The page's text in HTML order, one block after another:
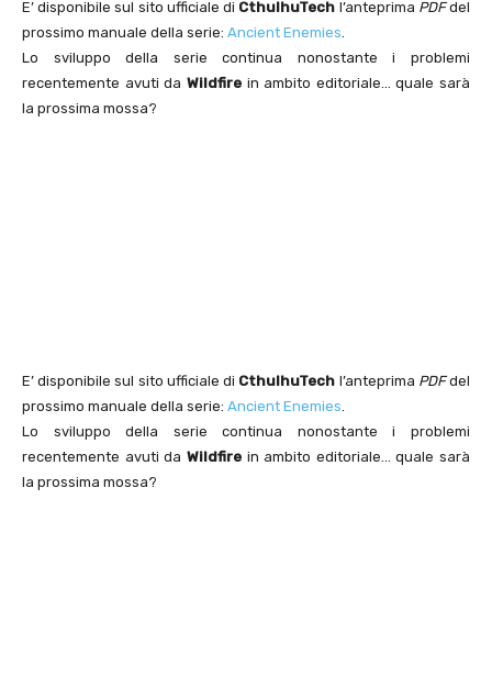
E’ disponibile sul sito ufficiale di CthulhuTech l’anteprima PDFdel
prossimo manuale della serie: Ancient Enemies.
Lo sviluppo della serie continua nonostante i problemi
recentemente avuti da Wildfire in ambito editoriale… quale sarà
la prossima mossa?
E’ disponibile sul sito ufficiale di CthulhuTech l’anteprima PDFdel
prossimo manuale della serie: Ancient Enemies.
Lo sviluppo della serie continua nonostante i problemi
recentemente avuti da Wildfire in ambito editoriale… quale sarà
la prossima mossa?